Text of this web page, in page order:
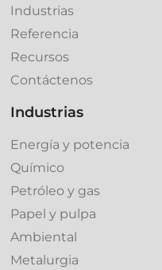
Industrias
Referencia
Recursos
Contáctenos
Industrias
Energía y potencia
Químico
Petróleo y gas
Papel y pulpa
Ambiental
Metalurgia